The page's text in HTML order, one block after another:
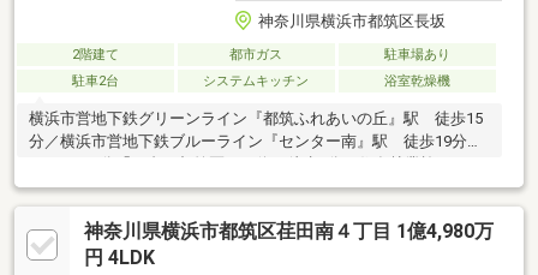
神奈川県横浜市都筑区長坂
2階建て 都市ガス
駐車場あり
駐車2台
システムキッチン 浴室乾燥機
横浜市営地下鉄グリーンライン『都筑ふれあいの丘』駅 徒歩15
分／横浜市営地下鉄ブルーライン『センター南』駅 徒歩19分ま
たはバス8分「平台（都筑区）」停 徒歩4分／住友林業施工／カ
ーポート2台分／角地
神奈川県横浜市都筑区荏田南４丁目 1億4,980万
円 4LDK